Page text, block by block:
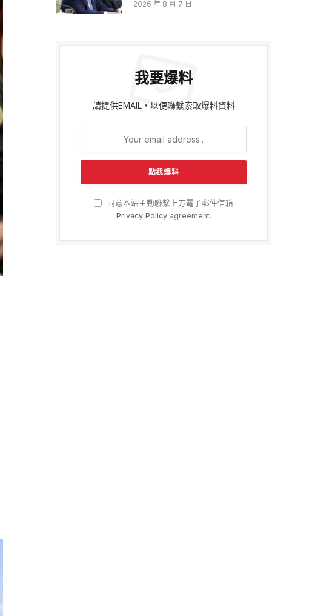
2026 年 8 月 7 日
我要爆料
請提供EMAIL，以便聯繫索取爆料資料
同意本站主動聯繫上方電子郵件信箱
Privacy Policyagreement.